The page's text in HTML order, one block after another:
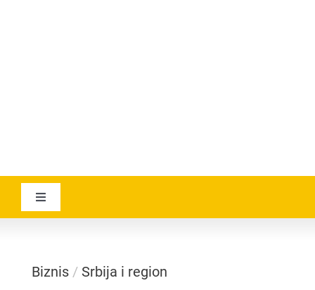
Toggle
Navigation
GEOGRAPHICA
Biznis/ Srbija i region